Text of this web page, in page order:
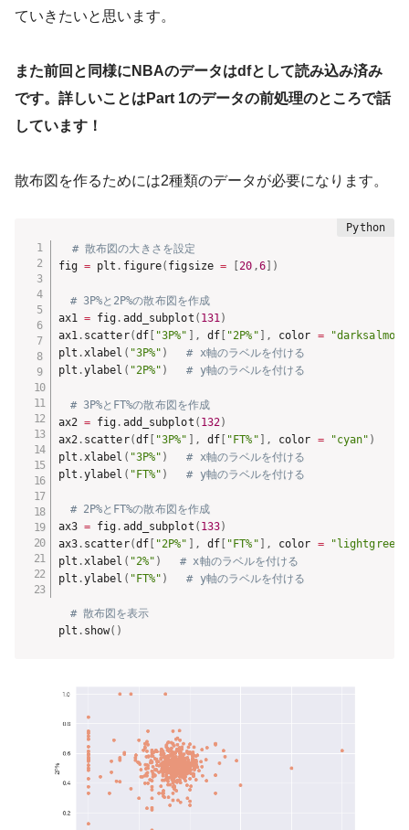
ていきたいと思います。
また前回と同様にNBAのデータはdfとして読み込み済み
です。詳しいことはPart 1のデータの前処理のところで話
しています！
散布図を作るためには2種類のデータが必要になります。
# 散布図の大きさを設定
fig = plt . figure( figsize = [20 ,6] )
# 3P%と2P%の散布図を作成
ax1 = fig . add_subplot ( 131 )
ax1 . scatter(df[ "3P%" ] , df [ "2P%" ] , color = "darksalmon"
plt . xlabel ( "3P%" )
# x軸のラベルを付ける
plt .ylabel ( "2P%" ) # y軸のラベルを付ける
# 3P%とFT%の散布図を作成
ax2 = fig . add_subplot ( 132)
ax2. scatter(df[ "3P%" ] , df [ "FT%" ] , color = "cyan" )
plt . xlabel ( "3P%" )
# x軸のラベルを付ける
plt .ylabel ( "FT%" ) # y軸のラベルを付ける
# 2P%とFT%の散布図を作成
ax3 = fig . add_subplot ( 133)
ax3. scatter(df[ "2P%" ] , df [ "FT%" ] , color = "lightgreen"
plt . xlabel ( "2%" )
# x軸のラベルを付ける
plt .ylabel ( "FT%" ) # y軸のラベルを付ける
# 散布図を表示
plt . show( )